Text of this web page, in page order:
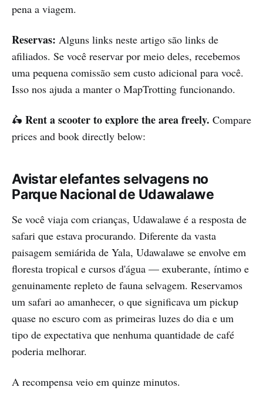
pena a viagem.
Reservas: Alguns links neste artigo são links de
afiliados. Se você reservar por meio deles, recebemos
uma pequena comissão sem custo adicional para você.
Isso nos ajuda a manter o MapTrotting funcionando.
🛵 Rent a scooter to explore the area freely. Compare
prices and book directly below:
Avistar elefantes selvagens no
Parque Nacional de Udawalawe
Se você viaja com crianças, Udawalawe é a resposta de
safari que estava procurando. Diferente da vasta
paisagem semiárida de Yala, Udawalawe se envolve em
floresta tropical e cursos d'água — exuberante, íntimo e
genuinamente repleto de fauna selvagem. Reservamos
um safari ao amanhecer, o que significava um pickup
quase no escuro com as primeiras luzes do dia e um
tipo de expectativa que nenhuma quantidade de café
poderia melhorar.
A recompensa veio em quinze minutos.